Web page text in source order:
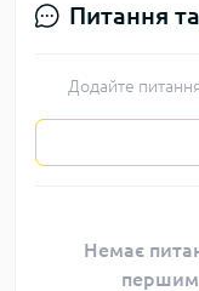
Питання
Додайте
Немає
першим